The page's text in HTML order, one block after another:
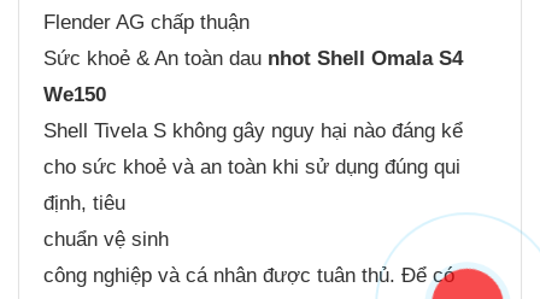
Flender AG chấp thuận
Sức khoẻ & An toàn dau nhot Shell Omala S4
We150
Shell Tivela S không gây nguy hại nào đáng kể
cho sức khoẻ và an toàn khi sử dụng đúng qui
định, tiêu
chuẩn vệ sinh
công nghiệp và cá nhân được tuân thủ. Để có